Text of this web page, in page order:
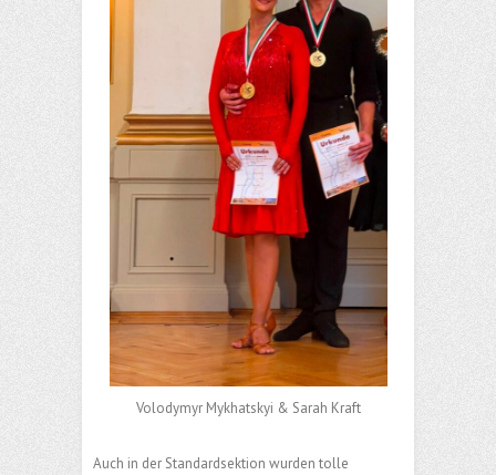
Volodymyr Mykhatskyi & Sarah Kraft
Auch in der Standardsektion wurden tolle